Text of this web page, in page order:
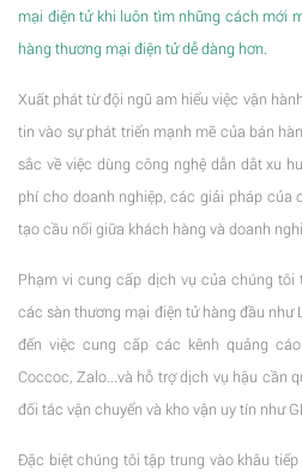
mại điện tử khi luôn tìm những cách mới
hàng thương mại điện tử dễ dàng hơn.
Xuất phát từ đội ngũ am hiểu việc vận
tin vào sự phát triển mạnh mẽ của bán
sắc về việc dùng công nghệ dẫn dắt xu
phí cho doanh nghiệp, các giải pháp của
tạo cầu nối giữa khách hàng và doanh
Phạm vi cung cấp dịch vụ của chúng tôi
các sàn thương mại điện tử hàng đầu như
đến việc cung cấp các kênh quảng cáo
Coccoc, Zalo...và hỗ trợ dịch vụ hậu cần
đối tác vận chuyển và kho vận uy tín như
Đặc biệt chúng tôi tập trung vào khâu